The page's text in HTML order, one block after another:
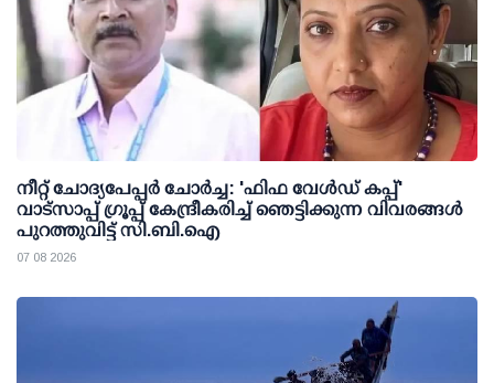
നീറ്റ് ചോദ്യപേപ്പര്‍ ചോര്‍ച്ച: 'ഫിഫ വേള്‍ഡ് കപ്പ്'
വാട്സാപ്പ് ഗ്രൂപ്പ് കേന്ദ്രീകരിച്ച് ഞെട്ടിക്കുന്ന വിവരങ്ങള്‍
പുറത്തുവിട്ട് സി.ബി.ഐ
07 08 2026